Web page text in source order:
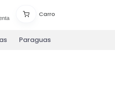
Carro
Paraguas